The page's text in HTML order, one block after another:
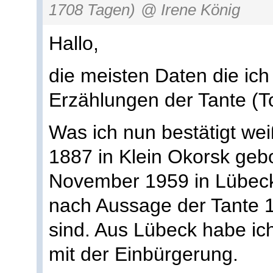
1708 Tagen) @ Irene König
Hallo,
die meisten Daten die
Erzählungen der Tante
Was ich nun bestätigt
1887 in Klein Okorsk
November 1959 in
nach Aussage der Tante
sind. Aus Lübeck habe
mit der Einbürgerung.